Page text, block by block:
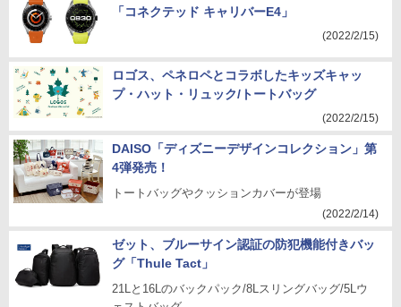
「コネクテッド キャリバーE4」
(2022/2/15)
ロゴス、ペネロペとコラボしたキッズキャッ
プ・ハット・リュック/トートバッグ
(2022/2/15)
DAISO「ディズニーデザインコレクション」第
4弾発売！
トートバッグやクッションカバーが登場
(2022/2/14)
ゼット、ブルーサイン認証の防犯機能付きバッ
グ「Thule Tact」
21Lと16Lのバックパック/8Lスリングバッグ/5Lウ